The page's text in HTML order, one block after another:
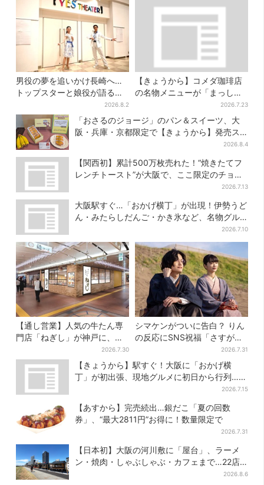
男役の夢を追いかけ長崎へ…
トップスターと娘役が語る
「ハウステンボス歌劇団」と
は？大阪で初公演開催
2026.8.2
【きょうから】コメダ珈琲店
の名物メニューが「まっし
ろ」に…期間限定の2品が登場
2026.7.23
「おさるのジョージ」のパン＆スイーツ、大
阪・兵庫・京都限定で【きょうから】発売ス
2026.8.4
【関西初】累計500万枚売れた！“焼きたてフ
レンチトースト”が大阪で、ここ限定のチョコ
2026.7.13
大阪駅すぐ…「おかげ横丁」が出現！伊勢うど
ん・みたらしだんご・かき氷など、名物グル
2026.7.10
【通し営業】人気の牛たん専
門店「ねぎし」が神戸に、
「想像しただけでお腹空
く…」SNSで喜びの声
2026.7.30
シマケンがついに告白？ りん
の反応にSNS祝福「さすがに
2026.7.31
【きょうから】駅すぐ！大阪に「おかげ横
丁」が初出張、現地グルメに初日から行列…お
2026.7.15
【あすから】完売続出…銀だこ「夏の回数
券」、“最大2811円”お得に！数量限定で
2026.7.31
【日本初】大阪の河川敷に「屋台」、ラーメ
ン・焼肉・しゃぶしゃぶ・カフェまで…22店
2026.8.6